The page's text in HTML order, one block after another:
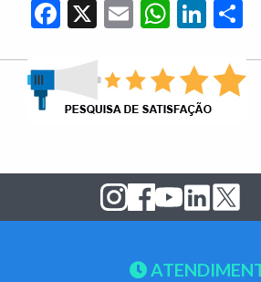
Facebook
X Email